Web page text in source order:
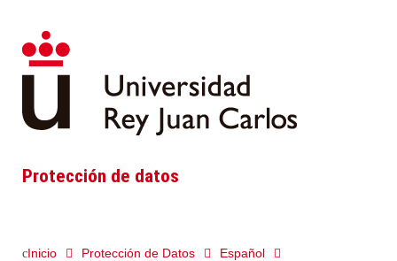
Protección de datos
Inicio Protección de Datos
Español